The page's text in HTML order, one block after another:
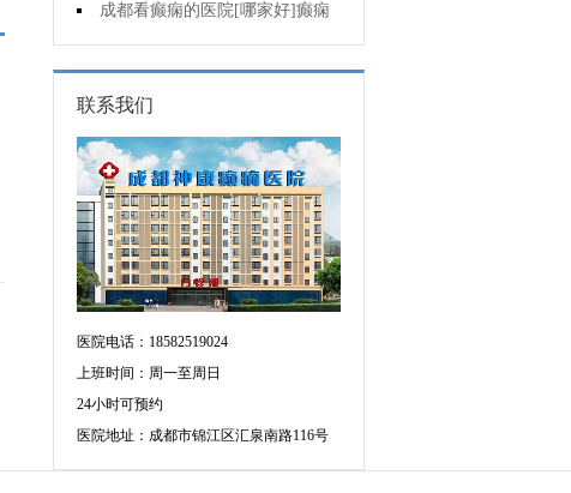
痫早期的治疗?
成都看癫痫的医院[哪家好]癫痫
对病人的危害?
联系我们
医院电话：18582519024
上班时间：周一至周日
24小时可预约
医院地址：成都市锦江区汇泉南路116号